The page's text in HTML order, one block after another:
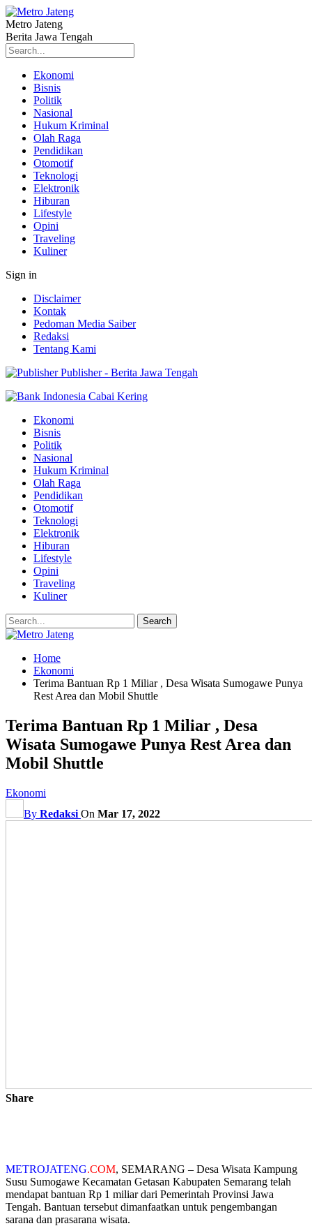
Metro Jateng
Berita Jawa Tengah
Ekonomi
Bisnis
Politik
Nasional
Hukum Kriminal
Olah Raga
Pendidikan
Otomotif
Teknologi
Elektronik
Hiburan
Lifestyle
Opini
Traveling
Kuliner
Sign in
Disclaimer
Kontak
Pedoman Media Saiber
Redaksi
Tentang Kami
Publisher - Berita Jawa Tengah
Ekonomi
Bisnis
Politik
Nasional
Hukum Kriminal
Olah Raga
Pendidikan
Otomotif
Teknologi
Elektronik
Hiburan
Lifestyle
Opini
Traveling
Kuliner
Home
Ekonomi
Terima Bantuan Rp 1 Miliar , Desa Wisata Sumogawe Punya
Rest Area dan Mobil Shuttle
Terima Bantuan Rp 1 Miliar , Desa
Wisata Sumogawe Punya Rest Area dan
Mobil Shuttle
Ekonomi
By Redaksi On Mar 17, 2022
Share
METROJATENG.COM, SEMARANG – Desa Wisata Kampung
Susu Sumogawe Kecamatan Getasan Kabupaten Semarang telah
mendapat bantuan Rp 1 miliar dari Pemerintah Provinsi Jawa
Tengah. Bantuan tersebut dimanfaatkan untuk pengembangan
sarana dan prasarana wisata.